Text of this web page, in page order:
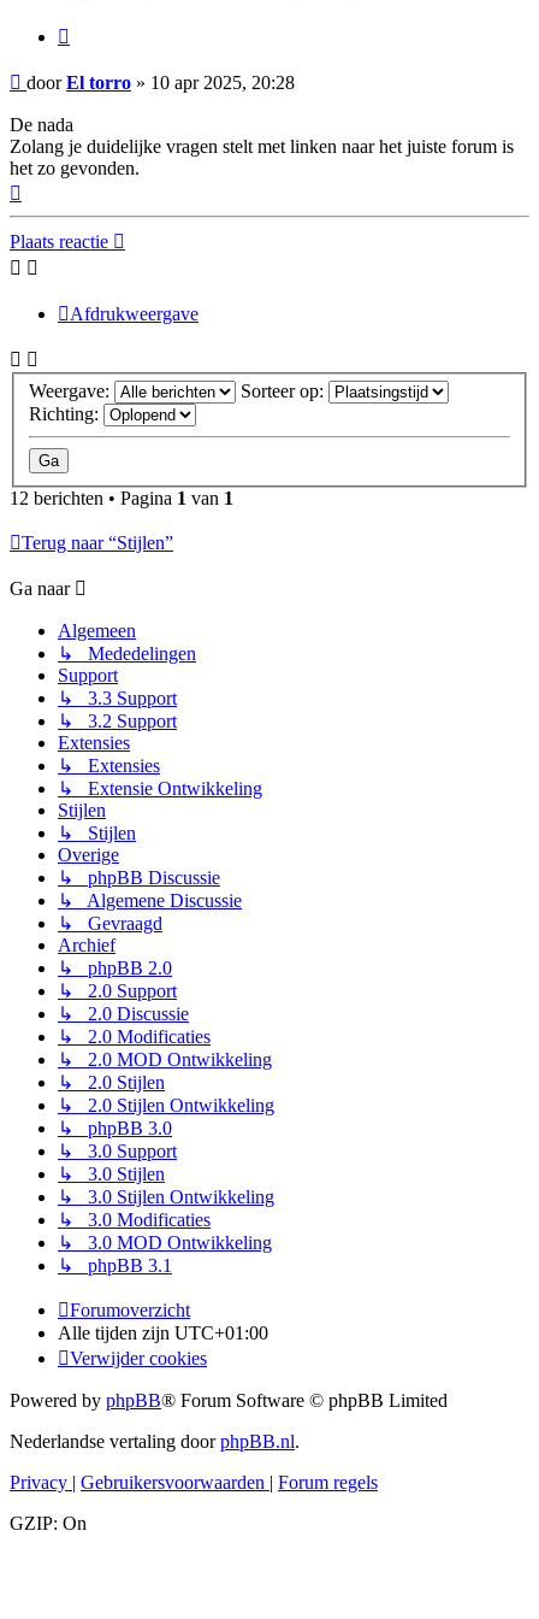
Bericht
doorEl torro » 10 apr 2025, 20:28
De nada
Zolang je duidelijke vragen stelt met linken naar het juiste forum is
het zo gevonden.
Plaats reactie
Afdrukweergave
Weergave:
Sorteer op:
Richting:
12 berichten • Pagina 1 van 1
Terug naar “Stijlen”
Ga naar
Algemeen
↳ Mededelingen
Support
↳ 3.3 Support
↳ 3.2 Support
Extensies
↳ Extensies
↳ Extensie Ontwikkeling
Stijlen
↳ Stijlen
Overige
↳ phpBB Discussie
↳ Algemene Discussie
↳ Gevraagd
Archief
↳ phpBB 2.0
↳ 2.0 Support
↳ 2.0 Discussie
↳ 2.0 Modificaties
↳ 2.0 MOD Ontwikkeling
↳ 2.0 Stijlen
↳ 2.0 Stijlen Ontwikkeling
↳ phpBB 3.0
↳ 3.0 Support
↳ 3.0 Stijlen
↳ 3.0 Stijlen Ontwikkeling
↳ 3.0 Modificaties
↳ 3.0 MOD Ontwikkeling
↳ phpBB 3.1
Forumoverzicht
Alle tijden zijn UTC+01:00
Verwijder cookies
Powered by phpBB® Forum Software © phpBB Limited
Nederlandse vertaling doorphpBB.nl.
Privacy | Gebruikersvoorwaarden | Forum regels
GZIP: On